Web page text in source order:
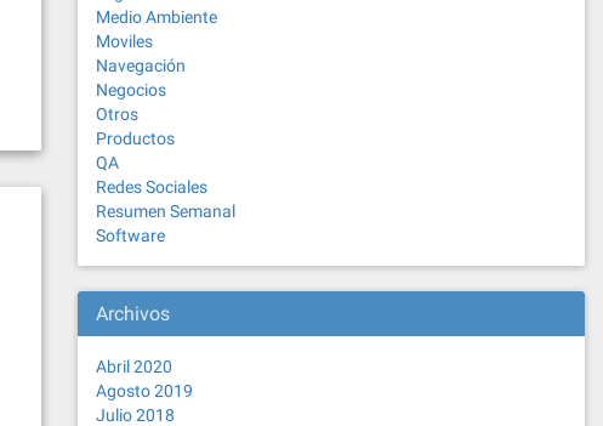
Medio Ambiente
Moviles
Navegación
Negocios
Otros
Productos
QA
Redes Sociales
Resumen Semanal
Software
Archivos
Abril 2020
Agosto 2019
Julio 2018